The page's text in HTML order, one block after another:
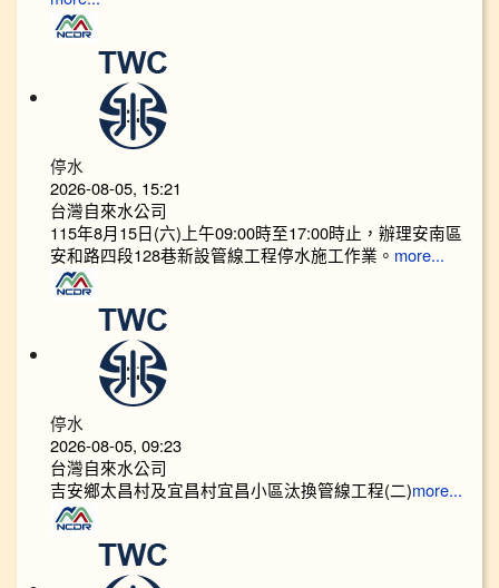
停水
2026-08-05, 15:21
台灣自來水公司
115年8月15日(六)上午09:00時至17:00時止，辦理安南區
安和路四段128巷新設管線工程停水施工作業。 more...
停水
2026-08-05, 09:23
台灣自來水公司
吉安鄉太昌村及宜昌村宜昌小區汰換管線工程(二)more...